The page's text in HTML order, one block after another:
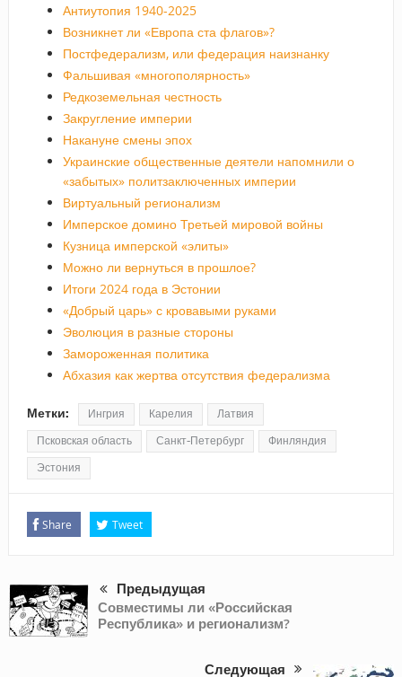
Антиутопия 1940-2025
Возникнет ли «Европа ста флагов»?
Постфедерализм, или федерация наизнанку
Фальшивая «многополярность»
Редкоземельная честность
Закругление империи
Накануне смены эпох
Украинские общественные деятели напомнили о
«забытых» политзаключенных империи
Виртуальный регионализм
Имперское домино Третьей мировой войны
Кузница имперской «элиты»
Можно ли вернуться в прошлое?
Итоги 2024 года в Эстонии
«Добрый царь» с кровавыми руками
Эволюция в разные стороны
Замороженная политика
Абхазия как жертва отсутствия федерализма
Метки: Ингрия Карелия Латвия
Псковская область Санкт-Петербург Финляндия
Эстония
Share Tweet
Предыдущая
Совместимы ли «Российская
Республика» и регионализм?
Следующая